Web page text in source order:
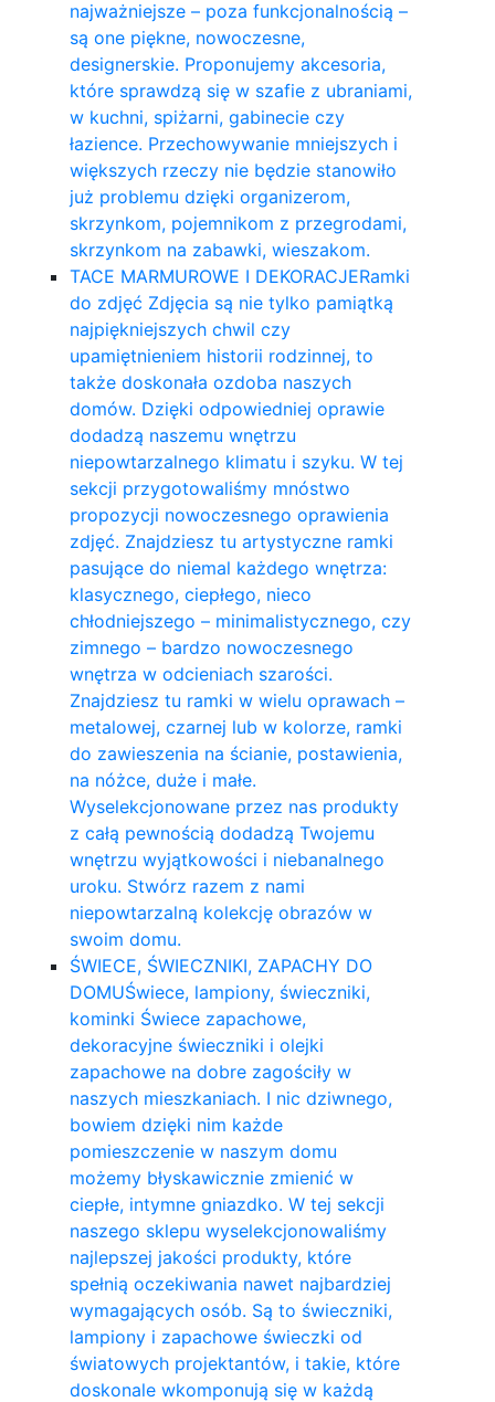
najważniejsze – poza funkcjonalnością –
są one piękne, nowoczesne,
designerskie. Proponujemy akcesoria,
które sprawdzą się w szafie z ubraniami,
w kuchni, spiżarni, gabinecie czy
łazience. Przechowywanie mniejszych i
większych rzeczy nie będzie stanowiło
już problemu dzięki organizerom,
skrzynkom, pojemnikom z przegrodami,
skrzynkom na zabawki, wieszakom.
TACE MARMUROWE I DEKORACJERamki
do zdjęć Zdjęcia są nie tylko pamiątką
najpiękniejszych chwil czy
upamiętnieniem historii rodzinnej, to
także doskonała ozdoba naszych
domów. Dzięki odpowiedniej oprawie
dodadzą naszemu wnętrzu
niepowtarzalnego klimatu i szyku. W tej
sekcji przygotowaliśmy mnóstwo
propozycji nowoczesnego oprawienia
zdjęć. Znajdziesz tu artystyczne ramki
pasujące do niemal każdego wnętrza:
klasycznego, ciepłego, nieco
chłodniejszego – minimalistycznego, czy
zimnego – bardzo nowoczesnego
wnętrza w odcieniach szarości.
Znajdziesz tu ramki w wielu oprawach –
metalowej, czarnej lub w kolorze, ramki
do zawieszenia na ścianie, postawienia,
na nóżce, duże i małe.
Wyselekcjonowane przez nas produkty
z całą pewnością dodadzą Twojemu
wnętrzu wyjątkowości i niebanalnego
uroku. Stwórz razem z nami
niepowtarzalną kolekcję obrazów w
swoim domu.
ŚWIECE, ŚWIECZNIKI, ZAPACHY DO
DOMUŚwiece, lampiony, świeczniki,
kominki Świece zapachowe,
dekoracyjne świeczniki i olejki
zapachowe na dobre zagościły w
naszych mieszkaniach. I nic dziwnego,
bowiem dzięki nim każde
pomieszczenie w naszym domu
możemy błyskawicznie zmienić w
ciepłe, intymne gniazdko. W tej sekcji
naszego sklepu wyselekcjonowaliśmy
najlepszej jakości produkty, które
spełnią oczekiwania nawet najbardziej
wymagających osób. Są to świeczniki,
lampiony i zapachowe świeczki od
światowych projektantów, i takie, które
doskonale wkomponują się w każdą